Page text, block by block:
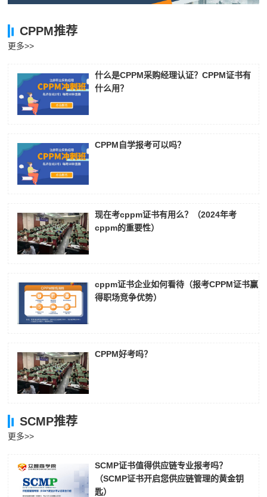
张**
李* 139****4242
孔**
CPPM推荐
更多>>
什么是CPPM采购经理认证？CPPM证书有
什么用？
CPPM自学报考可以吗？
现在考cppm证书有用么？（2024年考
cppm的重要性）
cppm证书企业如何看待（报考CPPM证书赢
得职场竞争优势）
CPPM好考吗？
SCMP推荐
更多>>
SCMP证书值得供应链专业报考吗？
（SCMP证书开启您供应链管理的黄金钥
匙）